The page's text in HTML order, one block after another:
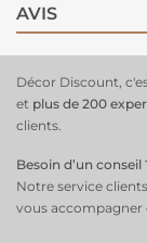
AVIS
Décor Discount,
et plus de 200
clients.
Besoin d’un conseil
Notre service
vous accompagner